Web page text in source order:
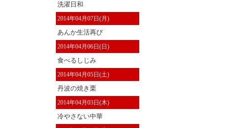
洗濯日和
2014年04月07日(月)
あんか生活再び
2014年04月06日(日)
食べるしじみ
2014年04月05日(土)
丹波の焼き栗
2014年04月03日(木)
冷やさない中華